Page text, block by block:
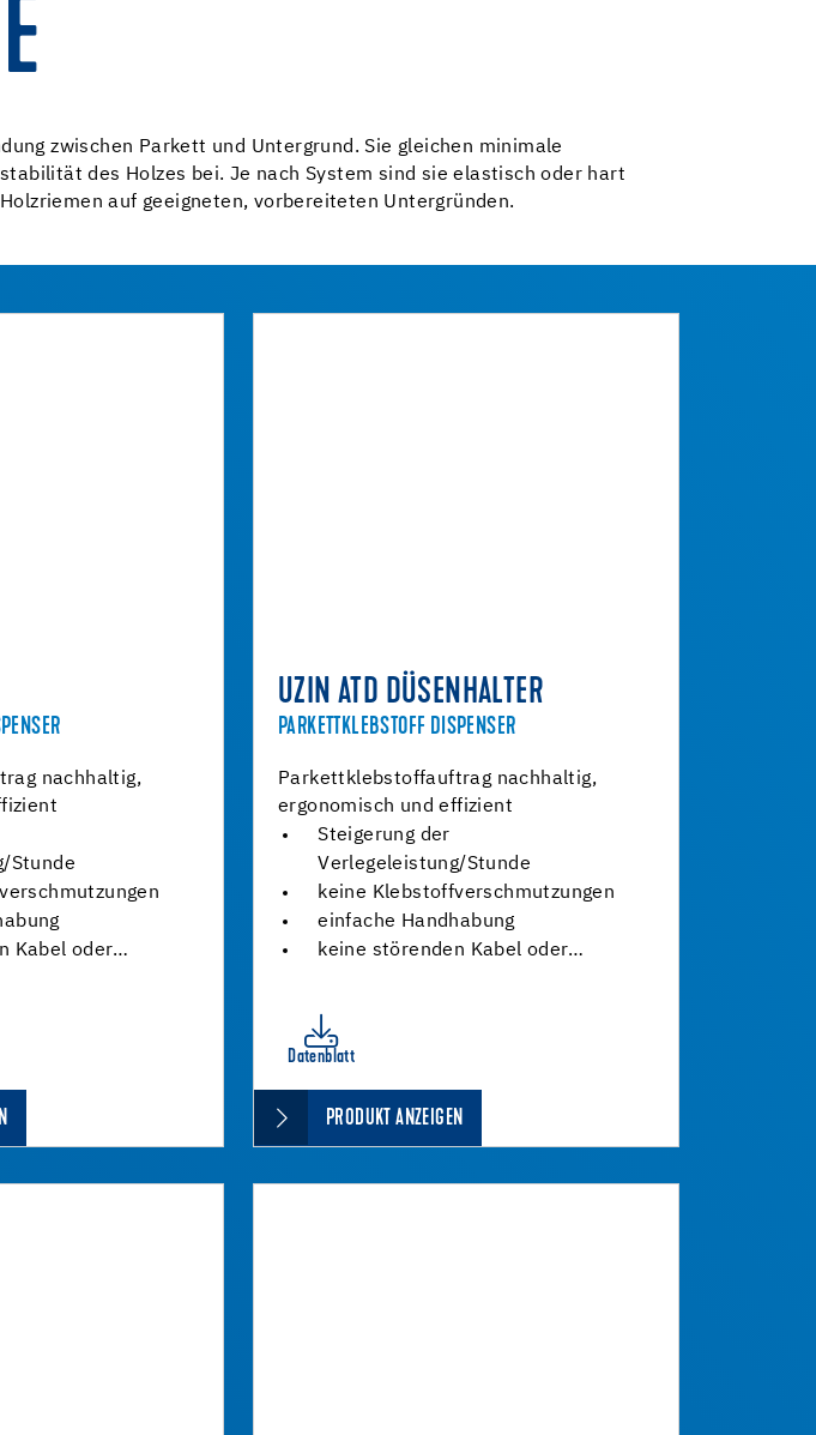
zwischen Parkett und Untergrund. Sie gleichen minimale
des Holzes bei. Je nach System sind sie elastisch oder hart
auf geeigneten, vorbereiteten Untergründen.
nachhaltig,
Stunde
Kabel oder…
UZIN ATD DÜSENHALTER
PARKETTKLEBSTOFF DISPENSER
Parkettklebstoffauftrag nachhaltig,
ergonomisch und effizient
Steigerung der
Verlegeleistung/Stunde
keine Klebstoffverschmutzungen
einfache Handhabung
keine störenden Kabel oder…
Datenblatt
PRODUKT ANZEIGEN